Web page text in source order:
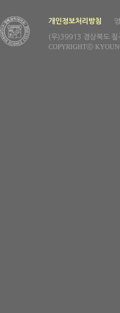
개인정보처리방침
(우)39913 경상북도
COPYRIGHTⓒ